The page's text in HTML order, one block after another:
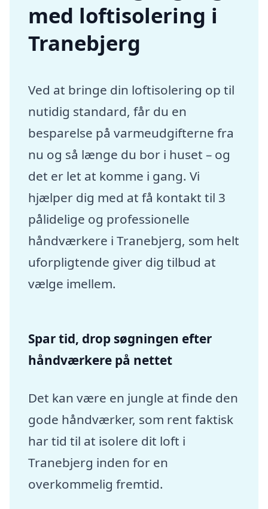
med loftisolering i
Tranebjerg
Ved at bringe din loftisolering op til
nutidig standard, får du en
besparelse på varmeudgifterne fra
nu og så længe du bor i huset – og
det er let at komme i gang. Vi
hjælper dig med at få kontakt til 3
pålidelige og professionelle
håndværkere i Tranebjerg, som helt
uforpligtende giver dig tilbud at
vælge imellem.
Spar tid, drop søgningen efter
håndværkere på nettet
Det kan være en jungle at finde den
gode håndværker, som rent faktisk
har tid til at isolere dit loft i
Tranebjerg inden for en
overkommelig fremtid.